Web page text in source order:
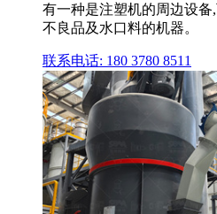
有一种是注塑机的周边设
不良品及水口料的机器。
联系电话: 180 3780 8511